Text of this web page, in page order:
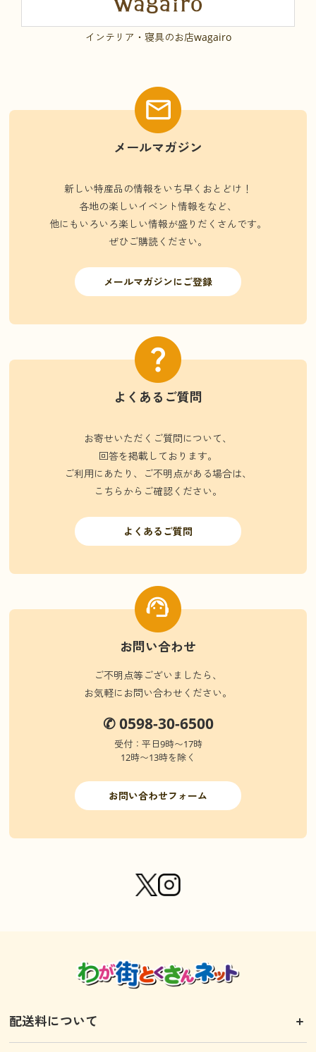
インテリア・寝具のお店wagairo
メールマガジン
新しい特産品の情報をいち早くおとどけ！
各地の楽しいイベント情報をなど、
他にもいろいろ楽しい情報が盛りだくさんです。
ぜひご購読ください。
メールマガジンにご登録
よくあるご質問
お寄せいただくご質問について、
回答を掲載しております。
ご利用にあたり、ご不明点がある場合は、
こちらからご確認ください。
よくあるご質問
お問い合わせ
ご不明点等ございましたら、
お気軽にお問い合わせください。
✆ 0598-30-6500
受付：平日9時〜17時
12時〜13時を除く
お問い合わせフォーム
配送料について